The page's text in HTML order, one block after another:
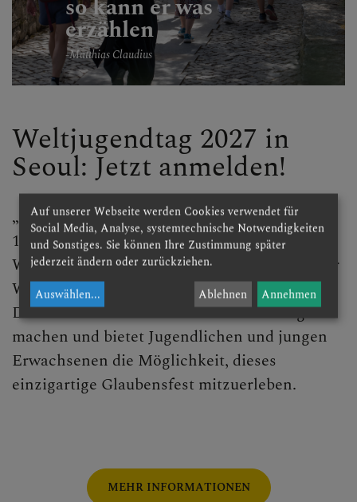
so kann er was
erzählen
-Matthias Claudius
Weltjugendtag 2027 in
Seoul: Jetzt anmelden!
„Habt Mut, ich habe die Welt besiegt.“ (Joh
16,33) – unter diesem Motto lädt der
Weltjugendtag 2027 junge Menschen aus aller
Welt nach Seoul (Südkorea) ein. Auch die
Diözese St. Pölten wird sich auf den Weg
machen und bietet Jugendlichen und jungen
Erwachsenen die Möglichkeit, dieses
einzigartige Glaubensfest mitzuerleben.
MEHR INFORMATIONEN
Auf unserer Webseite werden Cookies verwendet für
Social Media, Analyse, systemtechnische Notwendigkeiten
und Sonstiges. Sie können Ihre Zustimmung später
jederzeit ändern oder zurückziehen.
Auswählen... Ablehnen Annehmen